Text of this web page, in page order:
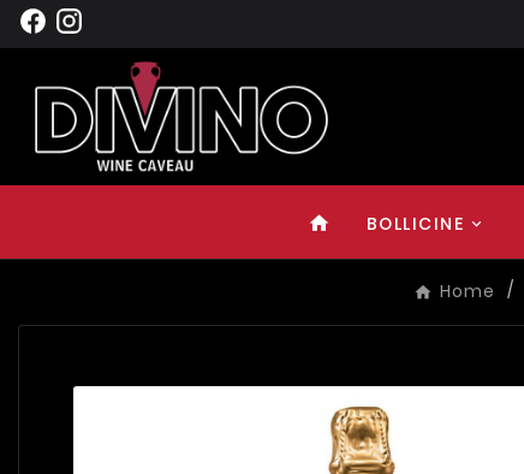
home BOLLICINE
Home